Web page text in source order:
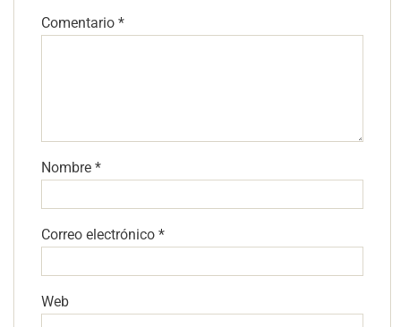
Comentario *
Nombre *
Correo electrónico *
Web